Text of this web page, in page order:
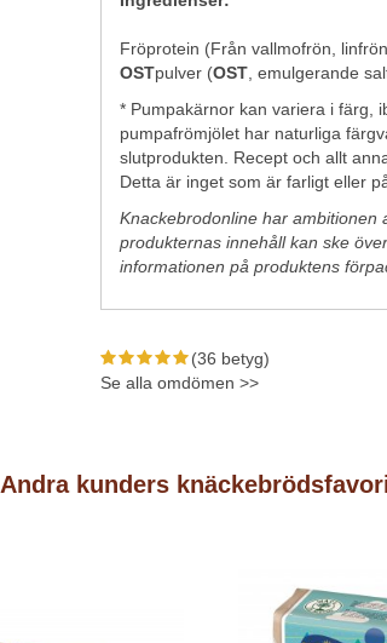
Fröprotein (Från vallmofrön,
OSTpulver (OST, emulgerande
* Pumpakärnor kan variera i färg,
pumpafrömjölet har naturliga
slutprodukten. Recept och allt
Detta är inget som är farligt eller
Knackebrodonline har
produkternas innehåll kan ske
informationen på produktens
(36 betyg)
Se alla omdömen >>
Andra kunders